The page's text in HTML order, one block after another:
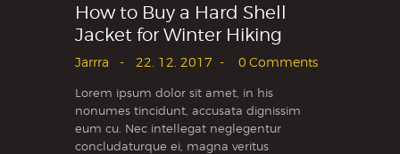
How to Buy a Hard Shell
Jacket for Winter Hiking
Jarrra 22. 12. 2017 0 Comments
Lorem ipsum dolor sit amet, in his
nonumes tincidunt, accusata dignissim
eum cu. Nec intellegat neglegentur
concludaturque ei, magna veritus